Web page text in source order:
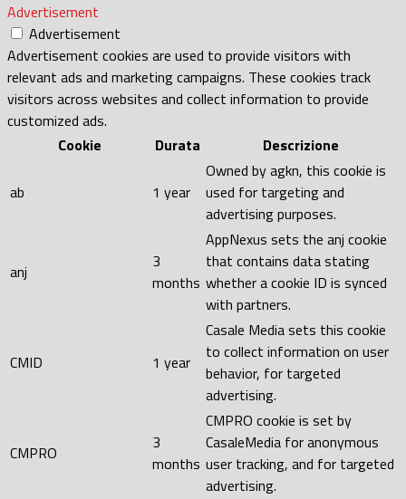
Advertisement
Advertisement
Advertisement cookies are used to provide visitors with
relevant ads and marketing campaigns. These cookies track
visitors across websites and collect information to provide
customized ads.
Cookie
Durata Descrizione
ab 1 year
Owned by agkn, this cookie is
used for targeting and
advertising purposes.
anj
3
months
AppNexus sets the anj cookie
that contains data stating
whether a cookie ID is synced
with partners.
CMID 1 year
Casale Media sets this cookie
to collect information on user
behavior, for targeted
advertising.
CMPRO
3
months
CMPRO cookie is set by
CasaleMedia for anonymous
user tracking, and for targeted
advertising.